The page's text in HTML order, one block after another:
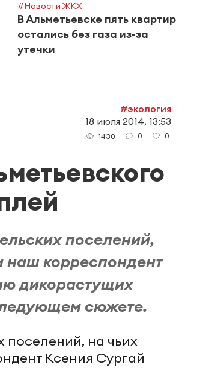
#Новости ЖКХ
В Альметьевске пять квартир
остались без газа из-за
утечки
#экология
18 июля 2014, 13:53
1430 0 0
поселений,
наш корреспондент
дикорастущих
сюжете.
поселений, на чьих
Ксения Сургай